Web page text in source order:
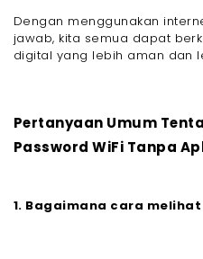
Dengan menggunakan
jawab, kita semua dapat
digital yang lebih aman dan
Pertanyaan Umum
Password WiFi Tanpa
1. Bagaimana cara